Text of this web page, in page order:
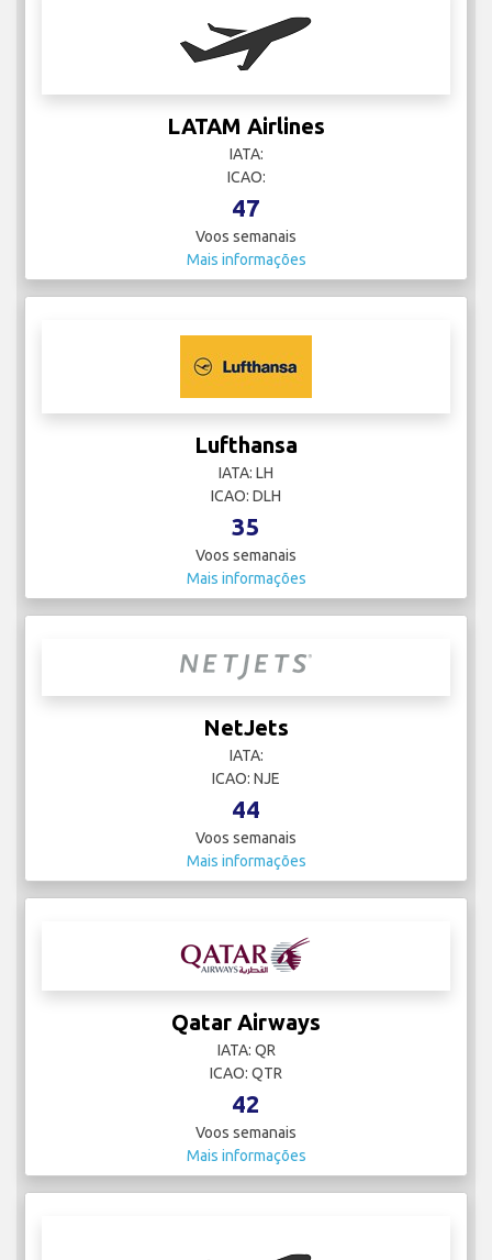
LATAM Airlines
IATA:
ICAO:
47
Voos semanais
Mais informações
Lufthansa
IATA: LH
ICAO: DLH
35
Voos semanais
Mais informações
NetJets
IATA:
ICAO: NJE
44
Voos semanais
Mais informações
Qatar Airways
IATA: QR
ICAO: QTR
42
Voos semanais
Mais informações